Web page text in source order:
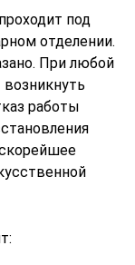
орального,
срок
х недель,
действие на
его
терапия